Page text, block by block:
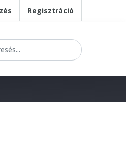
Regisztráció